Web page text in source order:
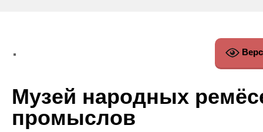
Музей народных
промыслов